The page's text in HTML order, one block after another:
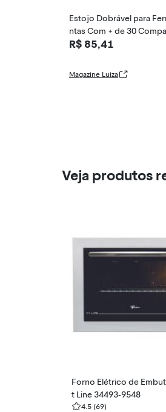
Estojo Dobrável para
ntas Com + de 30
entos em Lona -
R$ 85,41
Magazine Luiza
Veja produtos
Forno Elétrico de
t Line 34493-9548
4.5 (69)